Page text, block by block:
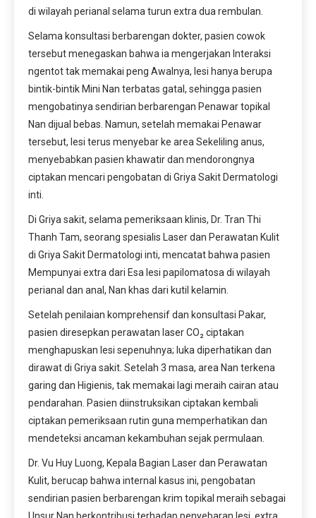
di wilayah perianal selama turun extra dua rembulan.
Selama konsultasi berbarengan dokter, pasien cowok
tersebut menegaskan bahwa ia mengerjakan Interaksi
ngentot tak memakai peng Awalnya, lesi hanya berupa
bintik-bintik Mini Nan terbatas gatal, sehingga pasien
mengobatinya sendirian berbarengan Penawar topikal
Nan dijual bebas. Namun, setelah memakai Penawar
tersebut, lesi terus menyebar ke area Sekeliling anus,
menyebabkan pasien khawatir dan mendorongnya
ciptakan mencari pengobatan di Griya Sakit Dermatologi
inti.
Di Griya sakit, selama pemeriksaan klinis, Dr. Tran Thi
Thanh Tam, seorang spesialis Laser dan Perawatan Kulit
di Griya Sakit Dermatologi inti, mencatat bahwa pasien
Mempunyai extra dari Esa lesi papilomatosa di wilayah
perianal dan anal, Nan khas dari kutil kelamin.
Setelah penilaian komprehensif dan konsultasi Pakar,
pasien diresepkan perawatan laser CO₂ ciptakan
menghapuskan lesi sepenuhnya; luka diperhatikan dan
dirawat di Griya sakit. Setelah 3 masa, area Nan terkena
garing dan Higienis, tak memakai lagi meraih cairan atau
pendarahan. Pasien diinstruksikan ciptakan kembali
ciptakan pemeriksaan rutin guna memperhatikan dan
mendeteksi ancaman kekambuhan sejak permulaan.
Dr. Vu Huy Luong, Kepala Bagian Laser dan Perawatan
Kulit, berucap bahwa internal kasus ini, pengobatan
sendirian pasien berbarengan krim topikal meraih sebagai
Unsur Nan berkontribusi terhadap penyebaran lesi. extra